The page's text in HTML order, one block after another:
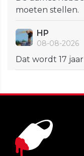
moeten stellen.
HP
08-08-2026
Dat wordt 17